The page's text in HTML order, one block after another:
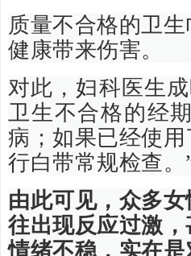
质量不合格的卫
健康带来伤害。
对此，妇科医生
卫生不合格的经
病；如果已经使
行白带常规检查。
由此可见，众多
往出现反应过激
情绪不稳，实在